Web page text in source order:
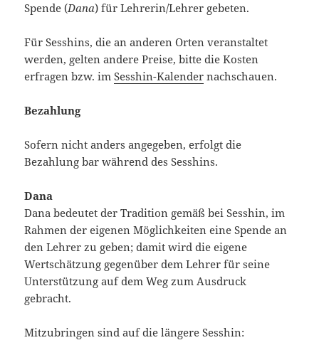
Spende (Dana) für Lehrerin/Lehrer gebeten.
Für Sesshins, die an anderen Orten veranstaltet
werden, gelten andere Preise, bitte die Kosten
erfragen bzw. imSesshin-Kalender nachschauen.
Bezahlung
Sofern nicht anders angegeben, erfolgt die
Bezahlung bar während des Sesshins.
Dana
Dana bedeutet der Tradition gemäß bei Sesshin, im
Rahmen der eigenen Möglichkeiten eine Spende an
den Lehrer zu geben; damit wird die eigene
Wertschätzung gegenüber dem Lehrer für seine
Unterstützung auf dem Weg zum Ausdruck
gebracht.
Mitzubringen sind auf die längere Sesshin: